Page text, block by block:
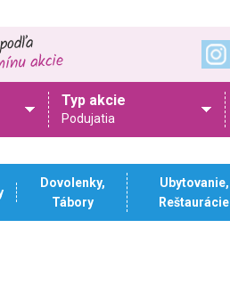
Typ akcie
Podujatia
Dovolenky,
Tábory
Ubytovanie,
Reštaurácie